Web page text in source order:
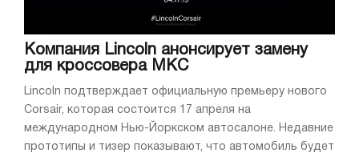
Компания Lincoln анонсирует замену
для кроссовера MKC
Lincoln подтверждает официальную премьеру нового
Corsair, которая состоится 17 апреля на
международном Нью-Йоркском автосалоне. Недавние
прототипы и тизер показывают, что автомобиль будет